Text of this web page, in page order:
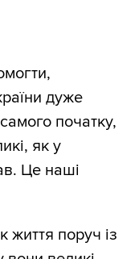
дуже
початку,
як у
Це наші
життя поруч із